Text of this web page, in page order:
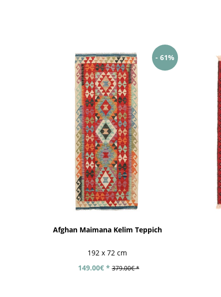
- 61%
Afghan Maimana Kelim Teppich
192 x 72 cm
149.00€ * 379.00€ *